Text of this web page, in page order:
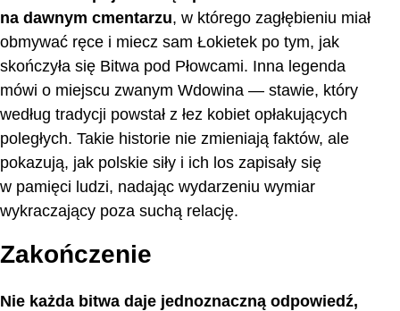
na dawnym cmentarzu, w którego zagłębieniu miał
obmywać ręce i miecz sam Łokietek po tym, jak
skończyła się Bitwa pod Płowcami. Inna legenda
mówi o miejscu zwanym Wdowina — stawie, który
według tradycji powstał z łez kobiet opłakujących
poległych. Takie historie nie zmieniają faktów, ale
pokazują, jak polskie siły i ich los zapisały się
w pamięci ludzi, nadając wydarzeniu wymiar
wykraczający poza suchą relację.
Zakończenie
Nie każda bitwa daje jednoznaczną odpowiedź,